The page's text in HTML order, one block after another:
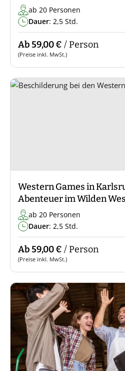
ab 20 Personen
Dauer: 2,5 Std.
Ab 59,00 € / Person
(Preise inkl. MwSt.)
Western Games in
Abenteuer im Wilden
ab 20 Personen
Dauer: 2,5 Std.
Ab 59,00 € / Person
(Preise inkl. MwSt.)